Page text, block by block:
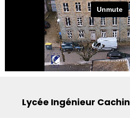
Lycée Ingénieur Cachin